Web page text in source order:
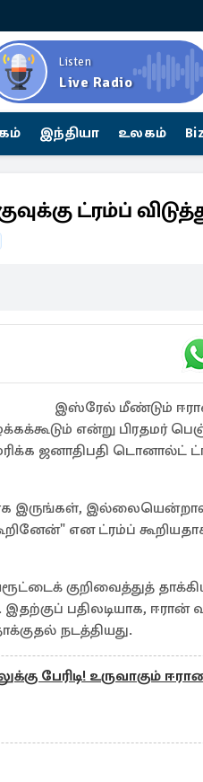
Listen
Live Radio
இந்தியா உலகம்
ட்ரம்ப்
இஸ்ரேல் மீண்டும்
என்று பிரதமர்
ஜனாதிபதி டொனால்ட்
இருங்கள், இல்லையென்றால்
என ட்ரம்ப்
குறிவைத்துத்
இதற்குப் பதிலடியாக,
நடத்தியது.
பேரிடி! உருவாகும்